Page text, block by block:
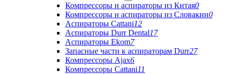
Компрессоры и аспираторы из Китая0
Компрессоры и аспираторы из Словакии0
Аспираторы Cattani12
Аспираторы Durr Dental17
Аспираторы Ekom7
Запасные части к аспираторам Durr27
Компрессоры Ajax6
Компрессоры Cattani11